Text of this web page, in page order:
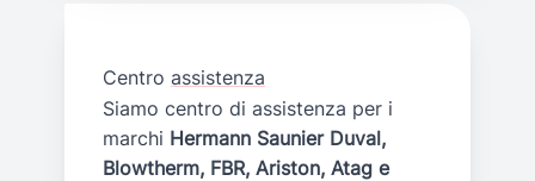
Centro assistenza
Siamo centro di assistenza per i
marchi Hermann Saunier Duval,
Blowtherm, FBR, Ariston, Atag e